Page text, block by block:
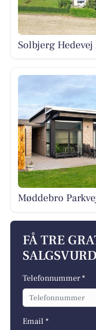
Solbjerg
Møddebro
FÅ TRE
Telefonnummer *
Email *